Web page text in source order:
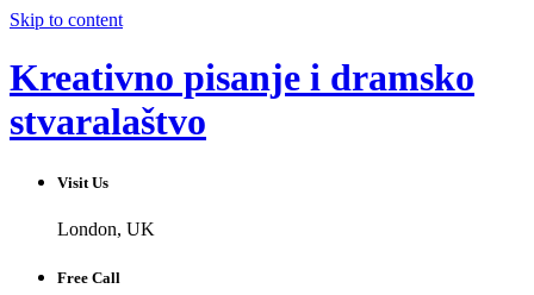
Skip to content
Kreativno pisanje i dramsko
stvaralaštvo
Visit Us
London, UK
Free Call